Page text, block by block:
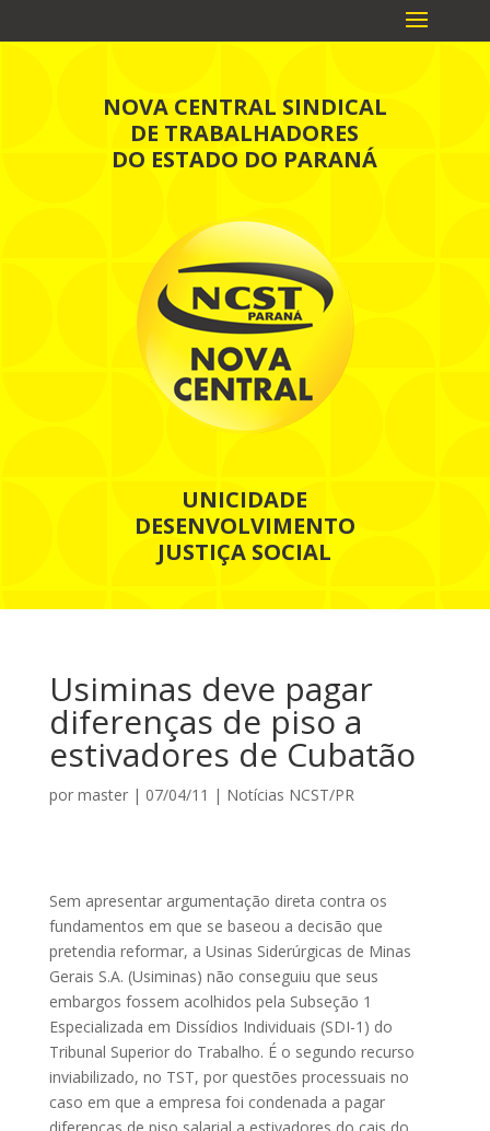
NOVA CENTRAL SINDICAL
DE TRABALHADORES
DO ESTADO DO PARANÁ
UNICIDADE
DESENVOLVIMENTO
JUSTIÇA SOCIAL
Usiminas deve pagar
diferenças de piso a
estivadores de Cubatão
por master| 07/04/11 | Notícias NCST/PR
Sem apresentar argumentação direta contra os
fundamentos em que se baseou a decisão que
pretendia reformar, a Usinas Siderúrgicas de Minas
Gerais S.A. (Usiminas) não conseguiu que seus
embargos fossem acolhidos pela Subseção 1
Especializada em Dissídios Individuais (SDI-1) do
Tribunal Superior do Trabalho. É o segundo recurso
inviabilizado, no TST, por questões processuais no
caso em que a empresa foi condenada a pagar